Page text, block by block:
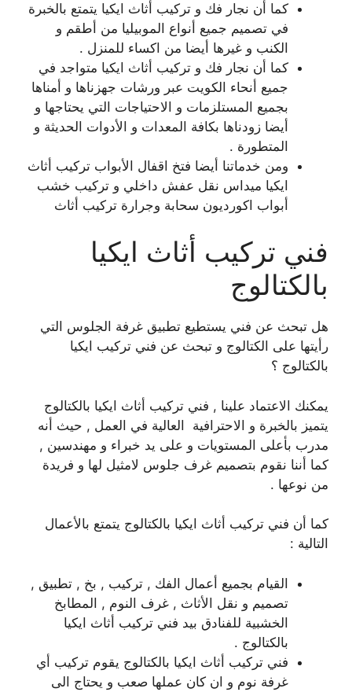
كما أن نجار فك و تركيب أثاث ايكيا يتمتع بالخبرة
في تصميم جميع أنواع الموبيليا من أطقم و
الكنب و غيرها أيضا من اكساء للمنزل .
كما أن نجار فك و تركيب أثاث ايكيا متواجد في
جميع أنحاء الكويت عبر ورشات جهزناها و أمناها
بجميع المستلزمات و الاحتياجات التي يحتاجها و
أيضا زودناها بكافة المعدات و الأدوات الحديثة و
المتطورة .
ومن خدماتنا أيضا فتخ اقفال الأبواب تركيب أثاث
ايكيا ميداس نقل عفش داخلي و تركيب خشب
أبواب اكورديون سحابة وجرارة تركيب أثاث
فني تركيب أثاث ايكيا
بالكتالوج
هل تبحث عن فني يستطيع تطبيق غرفة الجلوس التي
رأيتها على الكتالوج و تبحث عن فني تركيب ايكيا
بالكتالوج ؟
يمكنك الاعتماد علينا , فني تركيب أثاث ايكيا بالكتالوج
يتميز بالخبرة و الاحترافية العالية في العمل , حيث أنه
مدرب بأعلى المستويات و على يد خبراء و مهندسين ,
كما أننا نقوم بتصميم غرف جلوس لامثيل لها و فريدة
من نوعها .
كما أن فني تركيب أثاث ايكيا بالكتالوج يتمتع بالأعمال
التالية :
القيام بجميع أعمال الفك , تركيب , بخ , تطبيق ,
تصميم و نقل الأثاث , غرف النوم , المطابخ
الخشبية للفنادق بيد فني تركيب أثاث ايكيا
بالكتالوج .
فني تركيب أثاث ايكيا بالكتالوج يقوم تركيب أي
غرفة نوم و ان كان عملها صعب و يحتاج الى